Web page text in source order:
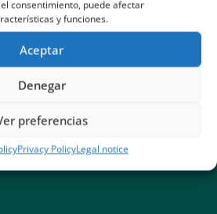
consentimiento, puede afectar
y funciones.
Aceptar
Denegar
preferencias
Privacy PolicyLegal notice
your internet needs